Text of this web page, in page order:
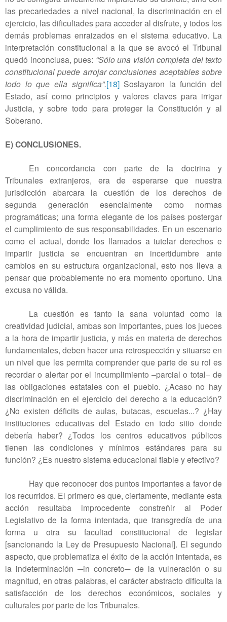
las precariedades a nivel nacional, la discriminación en el
ejercicio, las dificultades para acceder al disfrute, y todos los
demás problemas enraizados en el sistema educativo. La
interpretación constitucional a la que se avocó el Tribunal
quedó inconclusa, pues: “Sólo una visión completa del texto
constitucional puede arrojar conclusiones aceptables sobre
todo lo que ella significa”.[18] Soslayaron la función del
Estado, así como principios y valores claves para irrigar
Justicia, y sobre todo para proteger la Constitución y al
Soberano.
E) CONCLUSIONES.
En concordancia con parte de la doctrina y
Tribunales extranjeros, era de esperarse que nuestra
jurisdicción abarcara la cuestión de los derechos de
segunda generación esencialmente como normas
programáticas; una forma elegante de los países postergar
el cumplimiento de sus responsabilidades. En un escenario
como el actual, donde los llamados a tutelar derechos e
impartir justicia se encuentran en incertidumbre ante
cambios en su estructura organizacional, esto nos lleva a
pensar que probablemente no era momento oportuno. Una
excusa no válida.
La cuestión es tanto la sana voluntad como la
creatividad judicial, ambas son importantes, pues los jueces
a la hora de impartir justicia, y más en materia de derechos
fundamentales, deben hacer una retrospección y situarse en
un nivel que les permita comprender que parte de su rol es
recordar o alertar por el incumplimiento –parcial o total− de
las obligaciones estatales con el pueblo. ¿Acaso no hay
discriminación en el ejercicio del derecho a la educación?
¿No existen déficits de aulas, butacas, escuelas...? ¿Hay
instituciones educativas del Estado en todo sitio donde
debería haber? ¿Todos los centros educativos públicos
tienen las condiciones y mínimos estándares para su
función? ¿Es nuestro sistema educacional fiable y efectivo?
Hay que reconocer dos puntos importantes a favor de
los recurridos. El primero es que, ciertamente, mediante esta
acción resultaba improcedente constreñir al Poder
Legislativo de la forma intentada, que transgredía de una
forma u otra su facultad constitucional de legislar
[sancionando la Ley de Presupuesto Nacional]. El segundo
aspecto, que problematiza el éxito de la acción intentada, es
la indeterminación ─in concreto─ de la vulneración o su
magnitud, en otras palabras, el carácter abstracto dificulta la
satisfacción de los derechos económicos, sociales y
culturales por parte de los Tribunales.